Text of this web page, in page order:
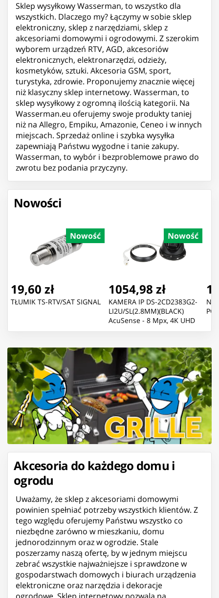
Sklep wysyłkowy Wasserman, to wszystko dla
wszystkich. Dlaczego my? Łączymy w sobie sklep
elektroniczny, sklep z narzędziami, sklep z
akcesoriami domowymi i ogrodowymi. Z szerokim
wyborem urządzeń RTV, AGD, akcesoriów
elektronicznych, elektronarzędzi, odzieży,
kosmetyków, sztuki. Akcesoria GSM, sport,
turystyka, zdrowie. Proponujemy znacznie więcej
niż klasyczny sklep internetowy. Wasserman, to
sklep wysyłkowy z ogromną ilością kategorii. Na
Wasserman.eu oferujemy swoje produkty taniej
niż na Allegro, Empiku, Amazonie, Ceneo i w innych
miejscach. Sprzedaż online i szybka wysyłka
zapewniają Państwu wygodne i tanie zakupy.
Wasserman, to wybór i bezproblemowe prawo do
zwrotu bez podania przyczyny.
Nowości
Nowość
19,60 zł
TŁUMIK TS-RTV/SAT SIGNAL
Nowość
1054,98 zł
KAMERA IP DS-2CD2383G2-
LI2U/SL(2.8MM)(BLACK)
AcuSense - 8 Mpx, 4K UHD
2.8 mm Hikvision
Akcesoria do każdego domu i
ogrodu
Uważamy, że sklep z akcesoriami domowymi
powinien spełniać potrzeby wszystkich klientów. Z
tego względu oferujemy Państwu wszystko co
niezbędne zarówno w mieszkaniu, domu
jednorodzinnym oraz w ogrodzie. Stale
poszerzamy naszą ofertę, by w jednym miejscu
zebrać wszystkie najważniejsze i sprawdzone w
gospodarstwach domowych i biurach urządzenia
elektroniczne oraz narzędzia i dekoracje